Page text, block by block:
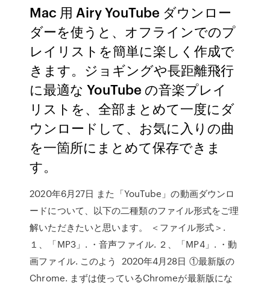
Mac 用 Airy YouTube ダウンロー
ダーを使うと、オフラインでのプ
レイリストを簡単に楽しく作成で
きます。ジョギングや長距離飛行
に最適な YouTube の音楽プレイ
リストを、全部まとめて一度にダ
ウンロードして、お気に入りの曲
を一箇所にまとめて保存できま
す。
2020年6月27日 また「YouTube」の動画ダウンロ
ードについて、以下の二種類のファイル形式をご理
解いただきたいと思います。 ＜ファイル形式＞.
１、「MP3」. ・音声ファイル. ２、「MP4」. ・動
画ファイル. このよう 2020年4月28日 ①最新版の
Chrome. まずは使っているChromeが最新版にな